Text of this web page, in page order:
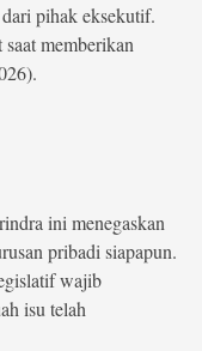
pihak eksekutif.
memberikan
ini menegaskan
pribadi siapapun.
wajib
isu telah